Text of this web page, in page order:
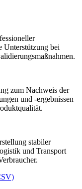
Unterstützung bei
zum Nachweis der
und -ergebnissen
stabiler
und Transport